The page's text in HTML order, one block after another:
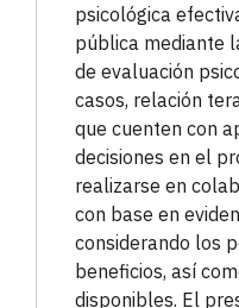
psicológica
pública mediante
de evaluación
casos, relación
que cuenten con
decisiones en el
realizarse en
con base en
considerando los
beneficios, así
disponibles. El